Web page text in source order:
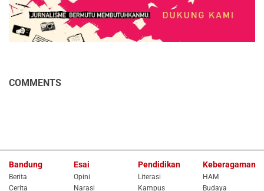
COMMENTS
Bandung
Berita
Cerita
Esai
Opini
Narasi
Pendidikan
Literasi
Kampus
Keberagaman
HAM
Budaya